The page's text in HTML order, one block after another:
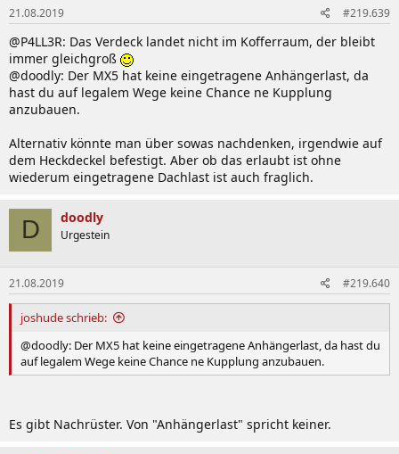
21.08.2019 #219.639
@P4LL3R: Das Verdeck landet nicht im Kofferraum, der bleibt
immer gleichgroß
@doodly: Der MX5 hat keine eingetragene Anhängerlast, da
hast du auf legalem Wege keine Chance ne Kupplung
anzubauen.
Alternativ könnte man über sowas nachdenken, irgendwie auf
dem Heckdeckel befestigt. Aber ob das erlaubt ist ohne
wiederum eingetragene Dachlast ist auch fraglich.
D doodly
Urgestein
21.08.2019 #219.640
joshude schrieb:
@doodly: Der MX5 hat keine eingetragene Anhängerlast, da hast du
auf legalem Wege keine Chance ne Kupplung anzubauen.
Es gibt Nachrüster. Von "Anhängerlast" spricht keiner.